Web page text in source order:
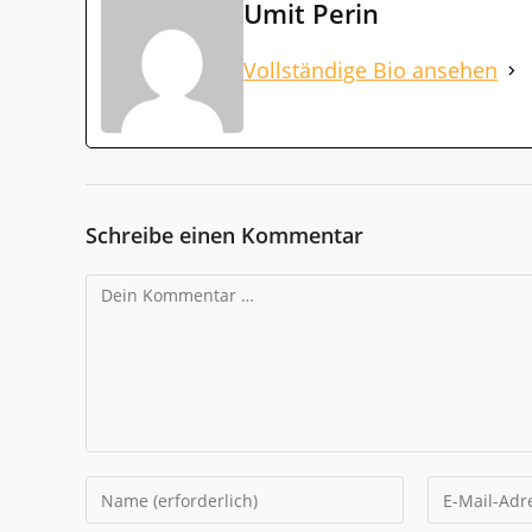
Umit Perin
Vollständige Bio ansehen
Schreibe einen Kommentar
Kommentar
Gib
deinen
Gib
deine